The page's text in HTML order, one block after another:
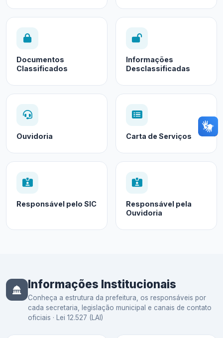
Documentos
Classificados
Informações
Desclassificadas
Ouvidoria Carta de Serviços
Responsável pelo SIC
Responsável pela
Ouvidoria
Informações Institucionais
Conheça a estrutura da prefeitura, os responsáveis por
cada secretaria, legislação municipal e canais de contato
oficiais · Lei 12.527 (LAI)